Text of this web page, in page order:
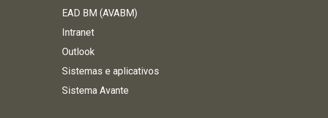
EAD BM (AVABM)
Intranet
Outlook
Sistemas e aplicativos
Sistema Avante